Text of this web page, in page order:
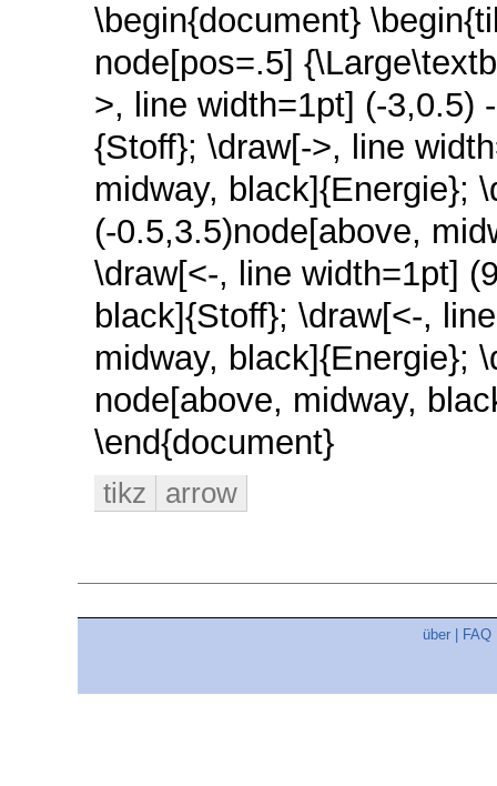
\begin{document}
node[pos=.5]
>, line width=1pt] (-3,0.5)
{Stoff}; \draw[->, line
midway, black]{Energie};
(-0.5,3.5)node[above,
\draw[<-, line width=1pt]
black]{Stoff}; \draw[<-,
midway, black]{Energie};
node[above, midway,
\end{document}
tikz arrow
über FAQ